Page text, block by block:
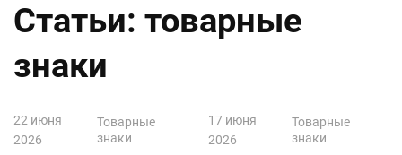
Статьи: товарные
знаки
22 июня
2026
Товарные
знаки
17 июня
2026
Товарные
знаки